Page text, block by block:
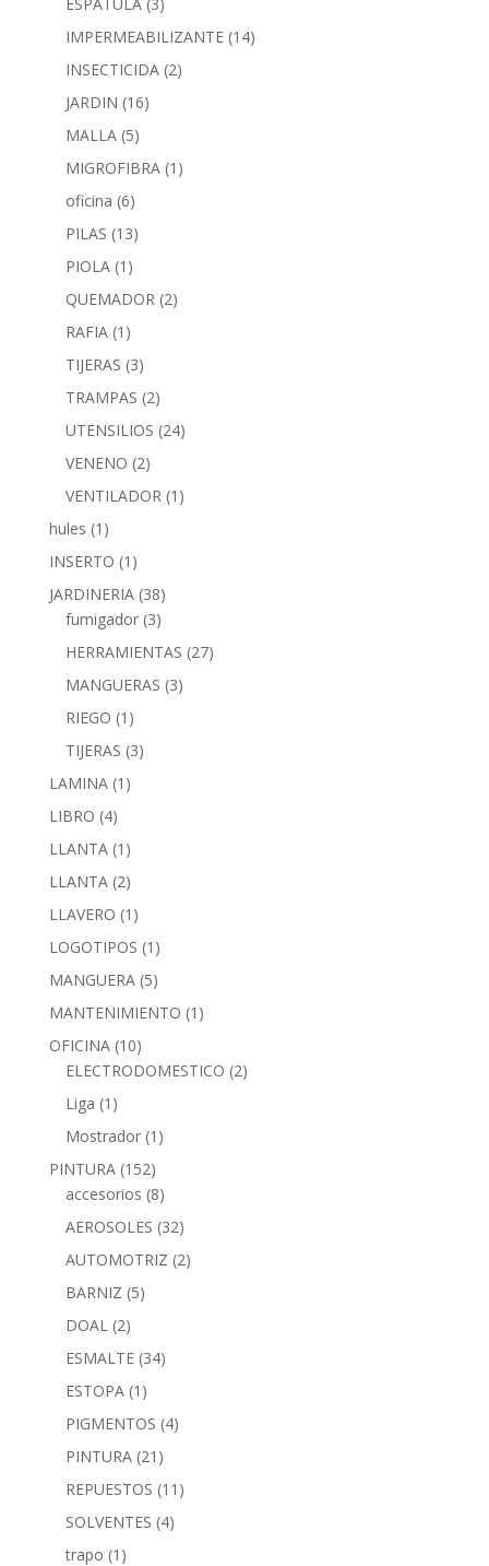
IMPERMEABILIZANTE (14)
INSECTICIDA (2)
JARDIN (16)
MALLA (5)
MIGROFIBRA (1)
oficina (6)
PILAS (13)
PIOLA (1)
QUEMADOR (2)
RAFIA (1)
TIJERAS (3)
TRAMPAS (2)
UTENSILIOS (24)
VENENO (2)
VENTILADOR (1)
hules (1)
INSERTO (1)
JARDINERIA (38)
fumigador (3)
HERRAMIENTAS (27)
MANGUERAS (3)
RIEGO (1)
TIJERAS (3)
LAMINA (1)
LIBRO (4)
LLANTA (1)
LLANTA (2)
LLAVERO (1)
LOGOTIPOS (1)
MANGUERA (5)
MANTENIMIENTO (1)
OFICINA (10)
ELECTRODOMESTICO (2)
Liga (1)
Mostrador (1)
PINTURA (152)
accesorios (8)
AEROSOLES (32)
AUTOMOTRIZ (2)
BARNIZ (5)
DOAL (2)
ESMALTE (34)
ESTOPA (1)
PIGMENTOS (4)
PINTURA (21)
REPUESTOS (11)
SOLVENTES (4)
trapo (1)